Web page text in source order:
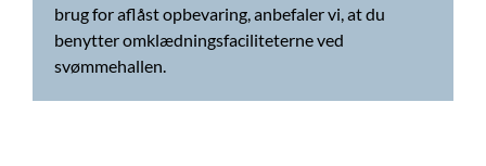
brug for aflåst opbevaring, anbefaler vi, at du
benytter omklædningsfaciliteterne ved
svømmehallen.